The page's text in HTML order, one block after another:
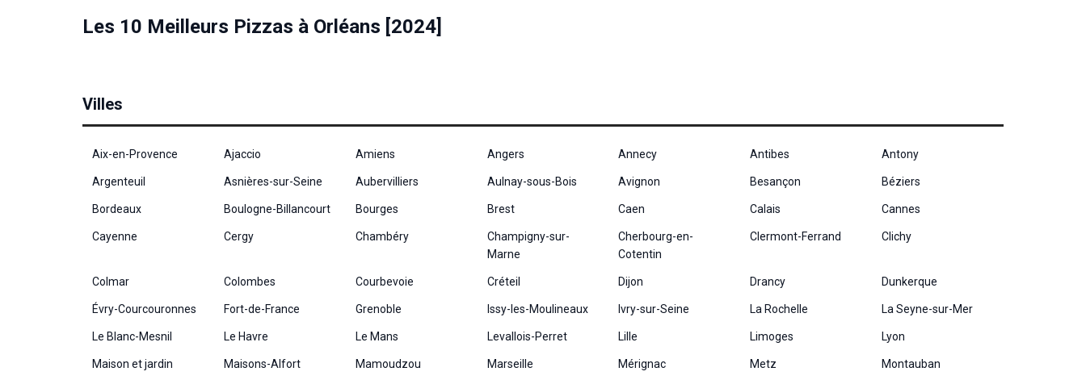
Les 10 Meilleurs Pizzas à Orléans [2024]
Villes
Aix-en-Provence Ajaccio Amiens Angers Annecy Antibes Antony
Argenteuil Asnières-sur-Seine Aubervilliers Aulnay-sous-Bois Avignon Besançon Béziers
Bordeaux Boulogne-Billancourt Bourges Brest Caen Calais Cannes
Cayenne Cergy Chambéry
Champigny-sur-
Marne
Cherbourg-en-
Cotentin
Clermont-Ferrand Clichy
Colmar Colombes Courbevoie Créteil Dijon Drancy Dunkerque
Évry-Courcouronnes Fort-de-France Grenoble Issy-les-Moulineaux Ivry-sur-Seine La Rochelle La Seyne-sur-Mer
Le Blanc-Mesnil Le Havre Le Mans Levallois-Perret Lille Limoges Lyon
Maison et jardin Maisons-Alfort Mamoudzou Marseille Mérignac Metz Montauban